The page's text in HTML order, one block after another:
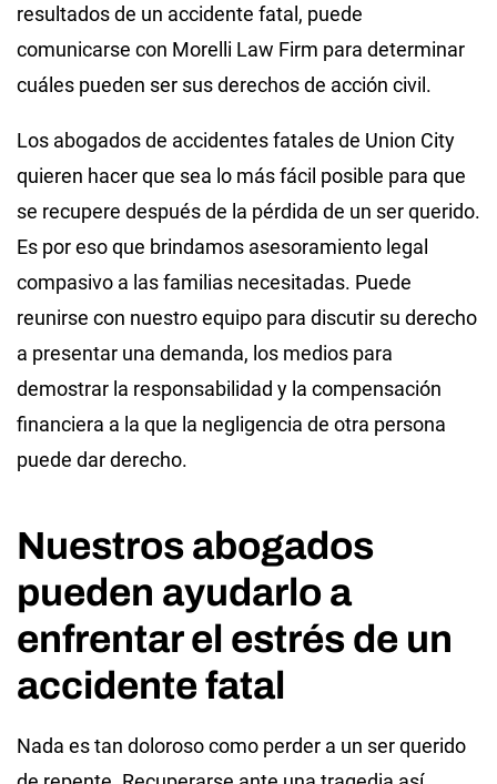
resultados de un accidente fatal, puede
comunicarse con Morelli Law Firm para determinar
cuáles pueden ser sus derechos de acción civil.
Los abogados de accidentes fatales de Union City
quieren hacer que sea lo más fácil posible para que
se recupere después de la pérdida de un ser querido.
Es por eso que brindamos asesoramiento legal
compasivo a las familias necesitadas. Puede
reunirse con nuestro equipo para discutir su derecho
a presentar una demanda, los medios para
demostrar la responsabilidad y la compensación
financiera a la que la negligencia de otra persona
puede dar derecho.
Nuestros abogados
pueden ayudarlo a
enfrentar el estrés de un
accidente fatal
Nada es tan doloroso como perder a un ser querido